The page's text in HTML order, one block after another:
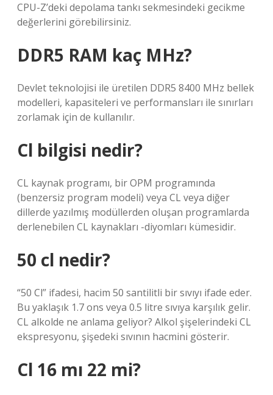
CPU-Z’deki depolama tankı sekmesindeki gecikme
değerlerini görebilirsiniz.
DDR5 RAM kaç MHz?
Devlet teknolojisi ile üretilen DDR5 8400 MHz bellek
modelleri, kapasiteleri ve performansları ile sınırları
zorlamak için de kullanılır.
Cl bilgisi nedir?
CL kaynak programı, bir OPM programında
(benzersiz program modeli) veya CL veya diğer
dillerde yazılmış modüllerden oluşan programlarda
derlenebilen CL kaynakları -diyomları kümesidir.
50 cl nedir?
“50 Cl” ifadesi, hacim 50 santilitli bir sıvıyı ifade eder.
Bu yaklaşık 1.7 ons veya 0.5 litre sıvıya karşılık gelir.
CL alkolde ne anlama geliyor? Alkol şişelerindeki CL
ekspresyonu, şişedeki sıvının hacmini gösterir.
Cl 16 mı 22 mi?